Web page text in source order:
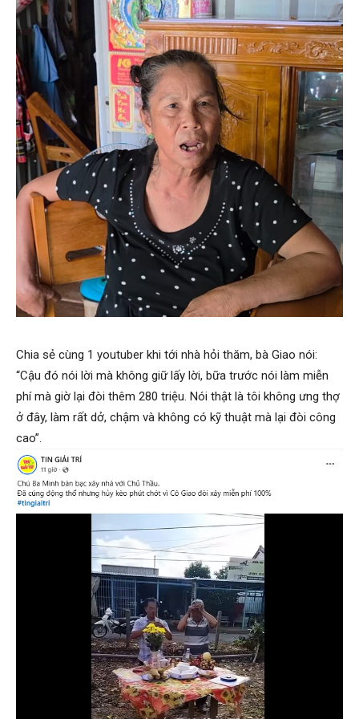
Chia sẻ cùng 1 youtuber khi tới nhà hỏi thăm, bà Giao nói:
“Cậu đó nói lời mà không giữ lấy lời, bữa trước nói làm miễn
phí mà giờ lại đòi thêm 280 triệu. Nói thật là tôi không ưng thợ
ở đây, làm rất dở, chậm và không có kỹ thuật mà lại đòi công
cao”.